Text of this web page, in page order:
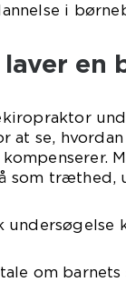
i
laver en
at se,
som træthed,
undersøgelse
om